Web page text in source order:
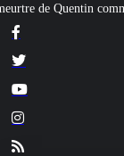
[L’ÉTÉ BV]